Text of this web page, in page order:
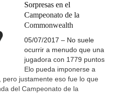
Sorpresas en el
Campeonato de la
Commonwealth
05/07/2017 – No suele
ocurrir a menudo que una
jugadora con 1779 puntos
Elo pueda imponerse a
pero justamente eso fue lo que
del Campeonato de la